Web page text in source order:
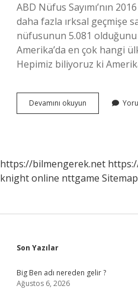
ABD Nüfus Sayımı’nın
daha fazla ırksal geçmişe
nüfusunun 5.081
Amerika’da en çok hangi
Hepimiz biliyoruz ki
Devamını okuyun Amerikada
Ne
https://bilmengerek.net
knight online nttgame Sitemap
Sidebar
Son Yazılar
Big Ben adı nereden gelir ?
Ağustos 6, 2026